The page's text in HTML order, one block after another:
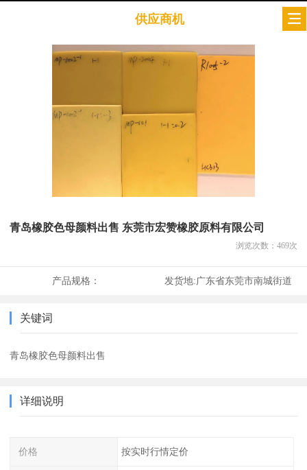
供应商机
青岛橡胶色母颜料出售 东莞市宏赞橡胶原料有限公司
浏览次数： 469次
产品规格： 发货地:广东省东莞市南城街道
关键词
青岛橡胶色母颜料出售
详细说明
价格 按实时行情定价